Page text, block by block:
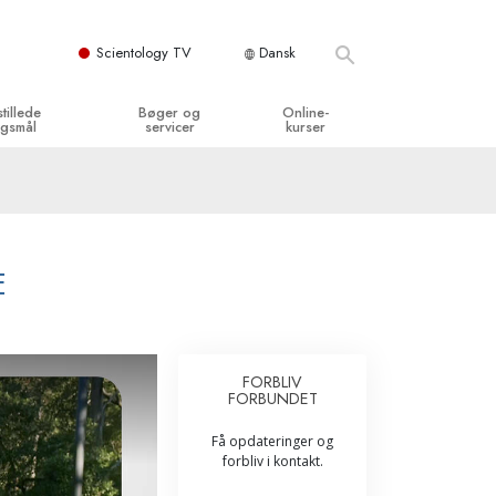
Scientology TV Dansk
Bøger og
servicer
foredrag
Online-
kurser
Assister ved sygdom og skader
Integritet og ærlighed
Ægteskab
FORBLIV
FORBUNDET
Få opdateringer og
forbliv i kontakt.